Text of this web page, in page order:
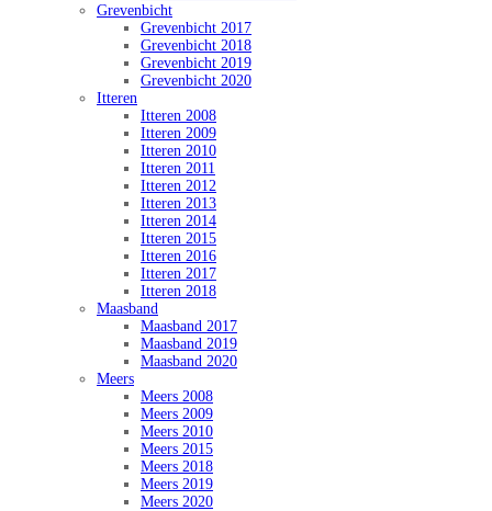
Grevenbicht
Grevenbicht 2017
Grevenbicht 2018
Grevenbicht 2019
Grevenbicht 2020
Itteren
Itteren 2008
Itteren 2009
Itteren 2010
Itteren 2011
Itteren 2012
Itteren 2013
Itteren 2014
Itteren 2015
Itteren 2016
Itteren 2017
Itteren 2018
Maasband
Maasband 2017
Maasband 2019
Maasband 2020
Meers
Meers 2008
Meers 2009
Meers 2010
Meers 2015
Meers 2018
Meers 2019
Meers 2020